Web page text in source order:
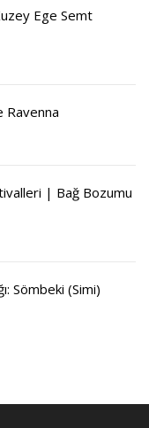
Ege Semt
Ravenna
| Bağ Bozumu
Sömbeki (Simi)